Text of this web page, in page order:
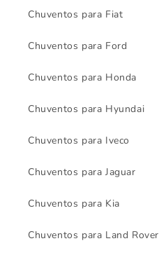
Chuventos para Fiat
Chuventos para Ford
Chuventos para Honda
Chuventos para Hyundai
Chuventos para Iveco
Chuventos para Jaguar
Chuventos para Kia
Chuventos para Land Rover